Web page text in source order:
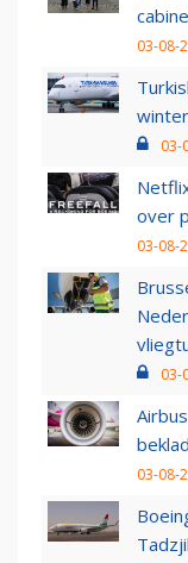
03-08-
03-
over
03-08-
03-
03-08-